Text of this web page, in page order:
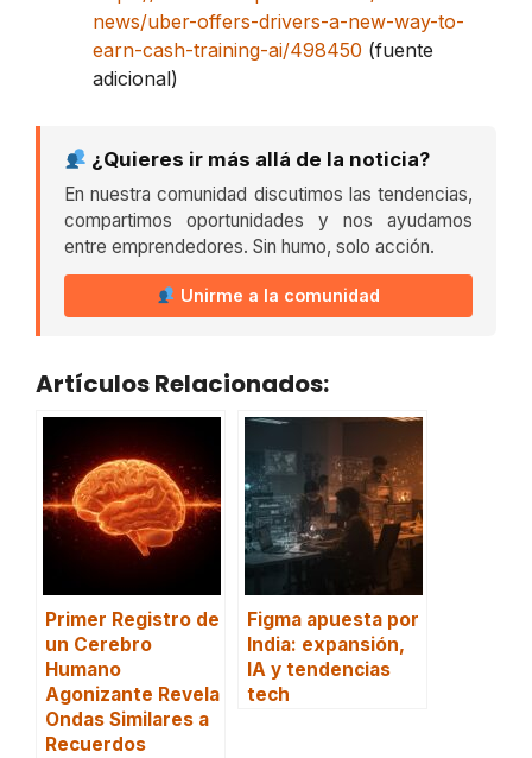
news/uber-offers-drivers-a-new-way-to-
earn-cash-training-ai/498450 (fuente
adicional)
¿Quieres ir más allá de la noticia?
En nuestra comunidad discutimos las tendencias,
compartimos oportunidades y nos ayudamos
entre emprendedores. Sin humo, solo acción.
Unirme a la comunidad
Artículos Relacionados:
Primer Registro de
un Cerebro
Humano
Agonizante Revela
Ondas Similares a
Recuerdos
Figma apuesta por
India: expansión,
IA y tendencias
tech